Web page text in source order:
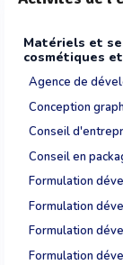
Matériels et
cosmétiques
Agence de
Conception
Conseil
Conseil en
Formulation
Formulation
Formulation
Formulation